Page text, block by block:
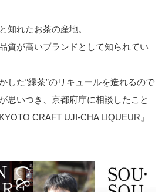
知れたお茶の産地。
質が高いブランドとして知られてい
した“緑茶”のリキュールを造れるので
思いつき、京都府庁に相談したこと
CRAFT UJI-CHA LIQUEUR』